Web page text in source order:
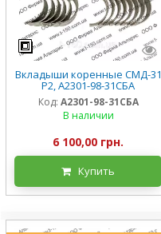
Вкладыши коренные СМД-31
Р2, А2301-98-31СБА
Код: А2301-98-31СБА
В наличии
6 100,00 грн.
Купить